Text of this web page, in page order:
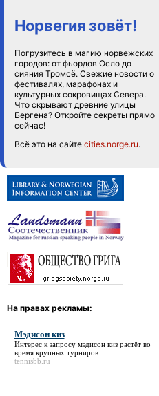
Норвегия зовёт!
Погрузитесь в магию норвежских
городов: от фьордов Осло до
сияния Тромсё. Свежие новости о
фестивалях, марафонах и
культурных сокровищах Севера.
Что скрывают древние улицы
Бергена? Откройте секреты прямо
сейчас!
Всё это на сайте cities.norge.ru.
На правах рекламы:
Мэдисон киз
Интерес к запросу мэдисон кизрастёт во
время крупных турниров.
tennisbb.ru